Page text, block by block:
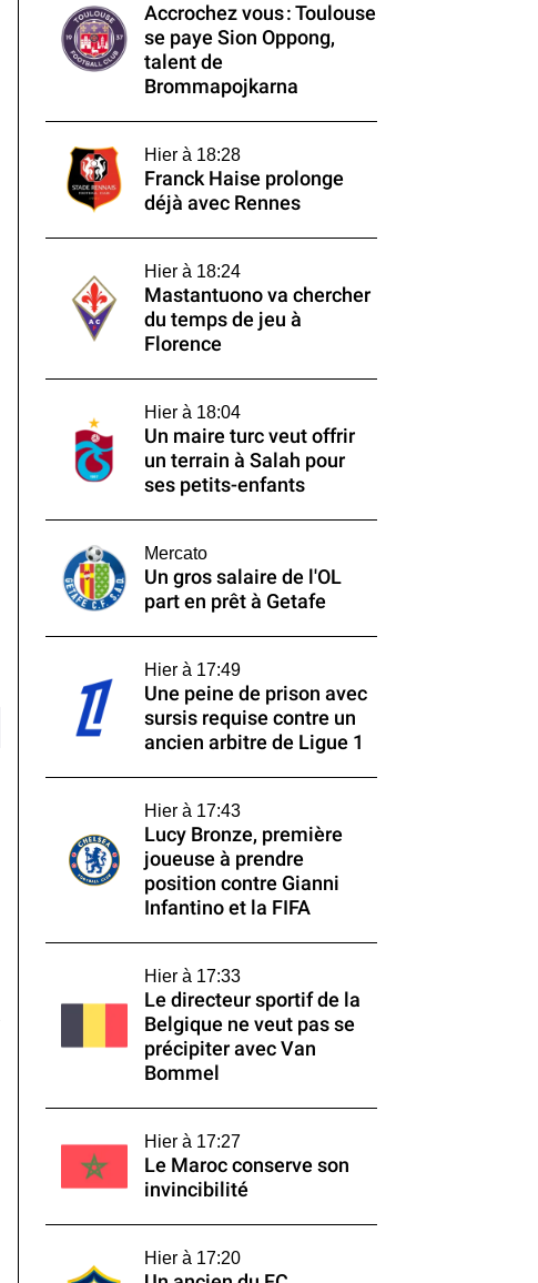
Accrochez vous : Toulouse
se paye Sion Oppong,
talent de
Brommapojkarna
Hier à 18:28
Franck Haise prolonge
déjà avec Rennes
Hier à 18:24
Mastantuono va chercher
du temps de jeu à
Florence
Hier à 18:04
Un maire turc veut offrir
un terrain à Salah pour
ses petits-enfants
Mercato
Un gros salaire de l'OL
part en prêt à Getafe
Hier à 17:49
Une peine de prison avec
sursis requise contre un
ancien arbitre de Ligue 1
Hier à 17:43
Lucy Bronze, première
joueuse à prendre
position contre Gianni
Infantino et la FIFA
Hier à 17:33
Le directeur sportif de la
Belgique ne veut pas se
précipiter avec Van
Bommel
Hier à 17:27
Le Maroc conserve son
invincibilité
Hier à 17:20